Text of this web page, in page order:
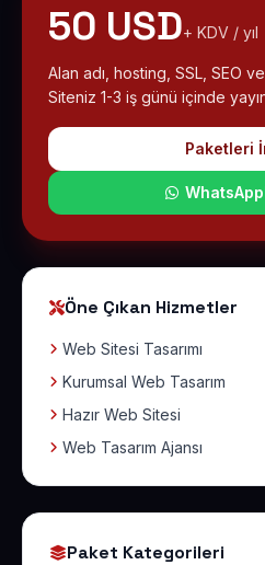
50 USD+ KDV / yıl
Alan adı, hosting, SSL, SEO
Siteniz 1-3 iş günü içinde
Paketleri
Öne Çıkan Hizmetler
Web Sitesi Tasarımı
Kurumsal Web Tasarım
Hazır Web Sitesi
Web Tasarım Ajansı
Paket Kategorileri